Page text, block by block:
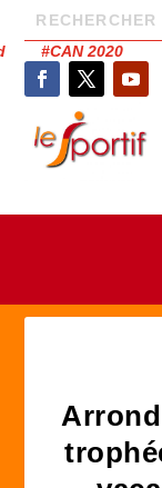
#CAN 2020